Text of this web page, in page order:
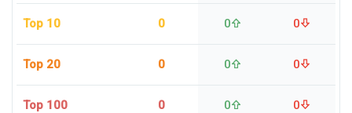
Top 10 0 0 0
Top 20 0 0 0
Top 100 0 0 0